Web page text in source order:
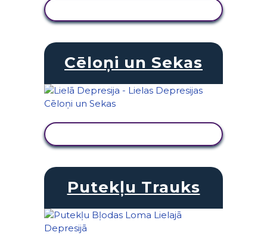
Cēloņi un Sekas
Putekļu Trauks